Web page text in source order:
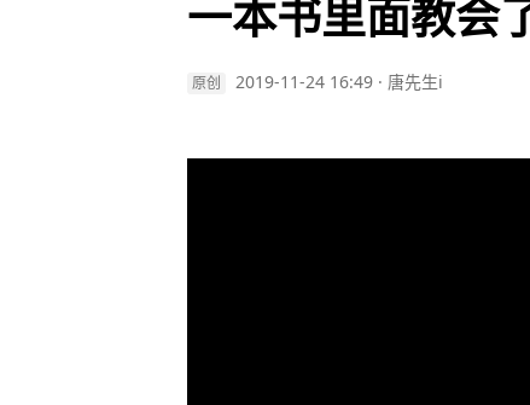
一本书里面教会
原创 2019-11-24 16:49 · 唐先生i